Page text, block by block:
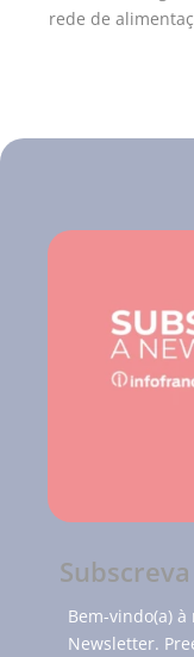
rede de
Bem-vindo(a)
Newsletter.